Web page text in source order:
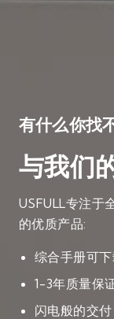
有什么你找
与我们
USFULL专注于
的优质产品:
综合手册可
1-3年质量保
闪电般的交付